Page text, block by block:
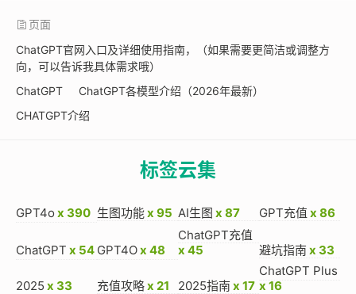
页面
ChatGPT官网入口及详细使用指南，（如果需要更简洁或调整方
向，可以告诉我具体需求哦）
ChatGPT
ChatGPT各模型介绍（2026年最新）
CHATGPT介绍
标签云集
GPT4o x 390 生图功能x 95 AI生图 x 87 GPT充值 x 86
ChatGPT x 54 GPT4Ox 48
ChatGPT充值
x 45
避坑指南 x 33
2025 x 33 充值攻略x 21 2025指南 x 17
ChatGPT Plus
x 16